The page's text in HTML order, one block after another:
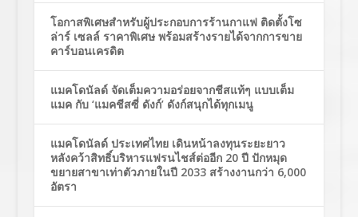
โอกาสพิเศษสำหรับผู้ประกอบการร้านกาแฟ ติดตั้งโซ
ล่าร์ เซลล์ ราคาพิเศษ พร้อมสร้างรายได้จากการขาย
คาร์บอนเครดิต
แมคโดนัลด์ จัดเต็มความอร่อยจากชีสแท้ๆ แบบเต็ม
แมค กับ ‘แมคชีสซี่ ดังก์’ ดังก์สนุกได้ทุกเมนู
แมคโดนัลด์ ประเทศไทย เดินหน้าลงทุนระยะยาว
หลังคว้าสิทธิ์บริหารแฟรนไชส์ต่ออีก 20 ปี ปักหมุด
ขยายสาขาเท่าตัวภายในปี 2033 สร้างงานกว่า 6,000
อัตรา